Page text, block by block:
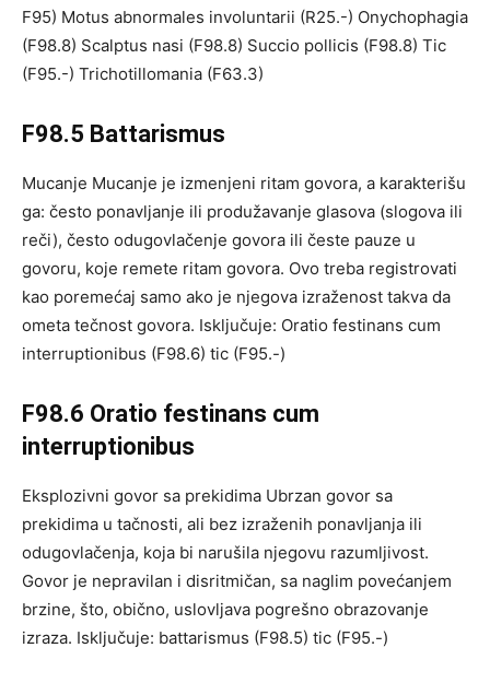
F95) Motus abnormales involuntarii (R25.-) Onychophagia
(F98.8) Scalptus nasi (F98.8) Succio pollicis (F98.8) Tic
(F95.-) Trichotillomania (F63.3)
F98.5 Battarismus
Mucanje Mucanje je izmenjeni ritam govora, a karakterišu
ga: često ponavljanje ili produžavanje glasova (slogova ili
reči), često odugovlačenje govora ili česte pauze u
govoru, koje remete ritam govora. Ovo treba registrovati
kao poremećaj samo ako je njegova izraženost takva da
ometa tečnost govora. Isključuje: Oratio festinans cum
interruptionibus (F98.6) tic (F95.-)
F98.6 Oratio festinans cum
interruptionibus
Eksplozivni govor sa prekidima Ubrzan govor sa
prekidima u tačnosti, ali bez izraženih ponavljanja ili
odugovlačenja, koja bi narušila njegovu razumljivost.
Govor je nepravilan i disritmičan, sa naglim povećanjem
brzine, što, obično, uslovljava pogrešno obrazovanje
izraza. Isključuje: battarismus (F98.5) tic (F95.-)